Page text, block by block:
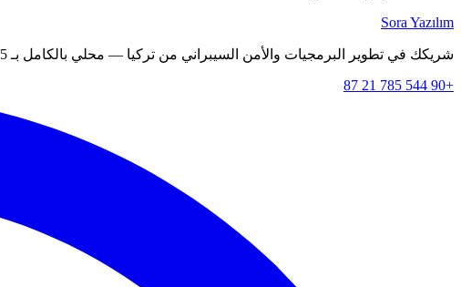
Sora Yazılım
شريكك في تطوير البرمجيات والأمن السيبراني من تركيا — محلي بالكامل بـ 5 لغات.
+90 544 785 21 87